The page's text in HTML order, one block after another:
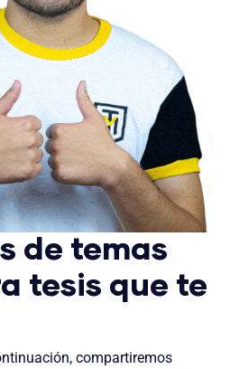
de temas
tesis que te
compartiremos